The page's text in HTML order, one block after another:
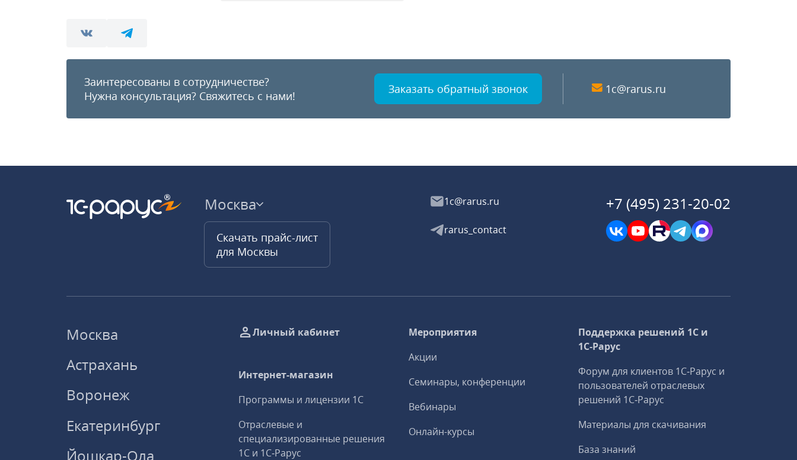
Заинтересованы в сотрудничестве?
Нужна консультация? Свяжитесь с нами! Заказать обратный звонок 1c@rarus.ru
Москва
Скачать прайс-лист
для Москвы
1c@rarus.ru
rarus_contact
+7 (495) 231-20-02
Москва
Астрахань
Воронеж
Екатеринбург
Йошкар-Ола
Личный кабинет
Интернет-магазин
Программы и лицензии 1С
Отраслевые и
специализированные решения
1С и 1С‑Рарус
Мероприятия
Акции
Семинары, конференции
Вебинары
Онлайн-курсы
Поддержка решений 1С и
1С‑Рарус
Форум для клиентов 1С‑Рарус и
пользователей отраслевых
решений 1С‑Рарус
Материалы для скачивания
База знаний